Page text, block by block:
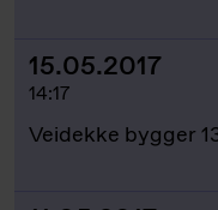
Veidekke bygger
15.05.2017
14:17